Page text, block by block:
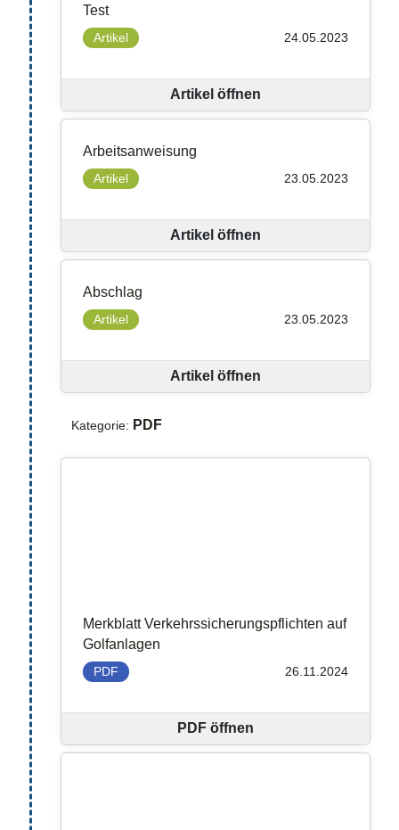
Test
Artikel 24.05.2023
Artikel öffnen
Arbeitsanweisung
Artikel 23.05.2023
Artikel öffnen
Abschlag
Artikel 23.05.2023
Artikel öffnen
Kategorie: PDF
Merkblatt Verkehrssicherungspflichten auf
Golfanlagen
PDF 26.11.2024
PDF öffnen